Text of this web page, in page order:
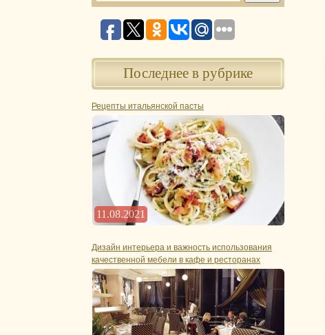
Последнее в рубрике
Рецепты итальянской пасты
11.08.2021
Дизайн интерьера и важность использования
качественной мебели в кафе и ресторанах